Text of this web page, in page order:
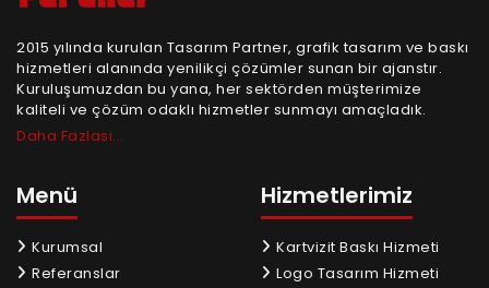
2015 yılında kurulan Tasarım Partner, grafik tasarım ve baskı
hizmetleri alanında yenilikçi çözümler sunan bir ajanstır.
Kuruluşumuzdan bu yana, her sektörden müşterimize
kaliteli ve çözüm odaklı hizmetler sunmayı amaçladık.
Daha Fazlası...
Menü
Kurumsal
Referanslar
Hizmetlerimiz
Kartvizit Baskı Hizmeti
Logo Tasarım Hizmeti